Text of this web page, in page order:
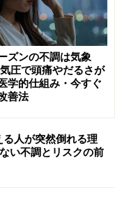
ズンの不調は気象
圧で頭痛やだるさが
学的仕組み・今すぐ
善法
る人が突然倒れる理
い不調とリスクの前